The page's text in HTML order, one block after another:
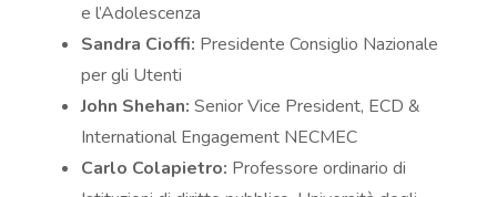
e l’Adolescenza
Sandra Cioffi: Presidente Consiglio Nazionale
per gli Utenti
John Shehan: Senior Vice President, ECD &
International Engagement NECMEC
Carlo Colapietro: Professore ordinario di